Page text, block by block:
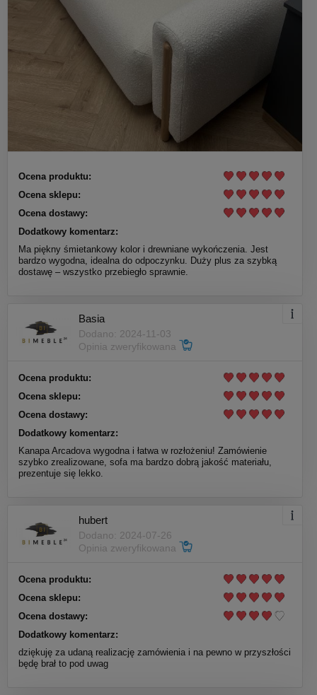
Ocena produktu:
Ocena sklepu:
Ocena dostawy:
Dodatkowy komentarz:
Ma piękny śmietankowy kolor i drewniane wykończenia. Jest
bardzo wygodna, idealna do odpoczynku. Duży plus za szybką
dostawę – wszystko przebiegło sprawnie.
Basia
Dodano: 2024-11-03
Opinia zweryfikowana
Ocena produktu:
Ocena sklepu:
Ocena dostawy:
Dodatkowy komentarz:
Kanapa Arcadova wygodna i łatwa w rozłożeniu! Zamówienie
szybko zrealizowane, sofa ma bardzo dobrą jakość materiału,
prezentuje się lekko.
hubert
Dodano: 2024-07-26
Opinia zweryfikowana
Ocena produktu:
Ocena sklepu:
Ocena dostawy:
Dodatkowy komentarz:
dziękuję za udaną realizację zamówienia i na pewno w przyszłości
będę brał to pod uwag